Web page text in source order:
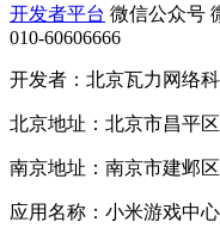
开发者平台 微信公众号
010-60606666
开发者：北京瓦力网络
北京地址：北京市昌平
南京地址：南京市建邺
应用名称：小米游戏中心